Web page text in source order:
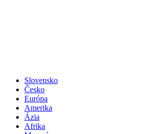
Slovensko
Česko
Európa
Amerika
Ázia
Afrika